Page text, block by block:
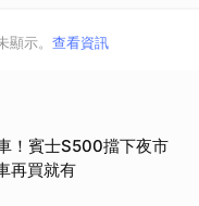
示。 查看資訊
！賓士S500擋下夜市
再買就有